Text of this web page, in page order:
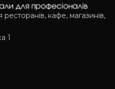
кафе, магазинів,
1